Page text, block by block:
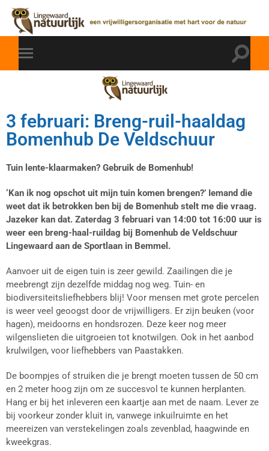
3 februari: Breng-ruil-haaldag
Bomenhub De Veldschuur
Tuin lente-klaarmaken? Gebruik de Bomenhub!
‘Kan ik nog opschot uit mijn tuin komen brengen?’ Iemand die
weet dat ik betrokken ben bij de Bomenhub stelt me die vraag.
Jazeker kan dat. Zaterdag 3 februari van 14:00 tot 16:00 uur is
weer een breng-haal-ruildag bij Bomenhub de Veldschuur
Lingewaard aan de Sportlaan in Bemmel.
Aanvoer uit de eigen tuin is zeer gewild. Zaailingen die je
meebrengt zijn dezelfde middag nog weg. Tuin- en
biodiversiteitsliefhebbers blij! Voor mensen met grote percelen
is weer veel geoogst door de vrijwilligers. Er zijn beuken (voor
hagen), meidoorns en hondsrozen. Deze keer nog meer
wilgenslieten die uitgroeien tot knotwilgen. Ook in het aanbod
krulwilgen, voor liefhebbers van Paastakken.
De boompjes of struiken die je brengt moeten tussen de 50 cm
en 2 meter hoog zijn om ze succesvol te kunnen herplanten.
Hang er bij het inleveren een kaartje aan met de naam. Lever ze
bij voorkeur zonder kluit in, vanwege inkuilruimte en het
meereizen van verstekelingen zoals zevenblad, haagwinde en
kweekgras.